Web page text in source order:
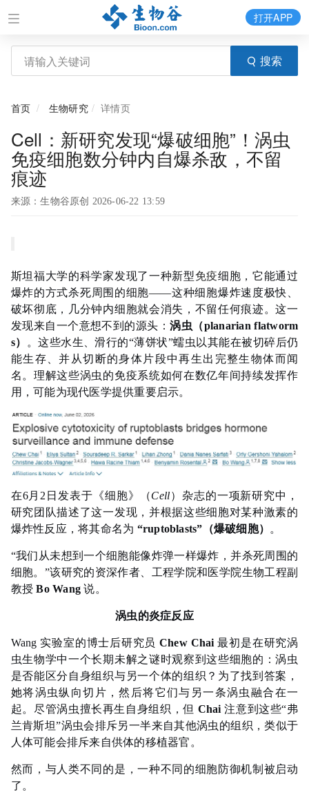
搜索
打开APP
首页 生物研究 详情页
Cell：新研究发现“爆破细胞”！涡虫
免疫细胞数分钟内自爆杀敌，不留
痕迹
来源：生物谷原创 2026-06-22 13:59
斯坦福大学的科学家发现了一种新型免疫细胞，它能通过
爆炸的方式杀死周围的细胞——这种细胞爆炸速度极快、
破坏彻底，几分钟内细胞就会消失，不留任何痕迹。这一
发现来自一个意想不到的源头：涡虫（planarian flatworm
s）
。这些水生、滑行的“薄饼状”蠕虫以其能在被切碎后仍
能生存、并从切断的身体片段中再生出完整生物体而闻
名。理解这些涡虫的免疫系统如何在数亿年间持续发挥作
用，可能为现代医学提供重要启示。
在6月2日发表于《细胞》（Cell）杂志的一项新研究中，
研究团队描述了这一发现，并根据这些细胞对某种激素的
爆炸性反应，将其命名为 “ruptoblasts”（爆破细胞） 。
“我们从未想到一个细胞能像炸弹一样爆炸，并杀死周围的
细胞。”该研究的资深作者、工程学院和医学院生物工程副
教授Bo Wang 说。
涡虫的炎症反应
Wang 实验室的博士后研究员 Chew Chai 最初是在研究涡
虫生物学中一个长期未解之谜时观察到这些细胞的：涡虫
是否能区分自身组织与另一个体的组织？为了找到答案，
她将涡虫纵向切片，然后将它们与另一条涡虫融合在一
起。尽管涡虫擅长再生自身组织，但 Chai 注意到这些“弗
兰肯斯坦”涡虫会排斥另一半来自其他涡虫的组织，类似于
人体可能会排斥来自供体的移植器官。
然而，与人类不同的是，一种不同的细胞防御机制被启动
了。